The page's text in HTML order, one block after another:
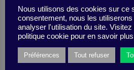
Ressources
Expertise
Nous utilisons des cookies sur ce
consentement, nous les
analyser l'utilisation du site.
politique cookie pour en savoir
Préférences Tout refuser